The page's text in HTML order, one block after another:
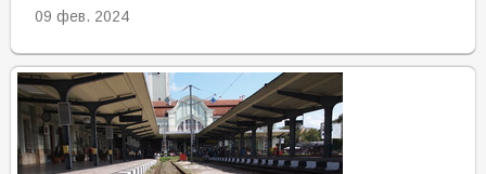
09 фев. 2024